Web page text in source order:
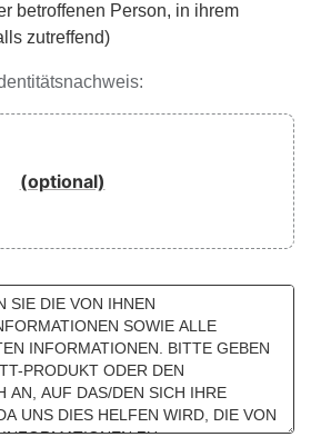
Person, in ihrem
zutreffend)
(optional)